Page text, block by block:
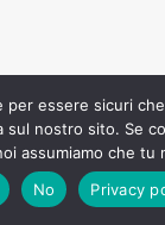
per essere sicuri
sul nostro sito. Se
assumiamo che tu
No Privacy